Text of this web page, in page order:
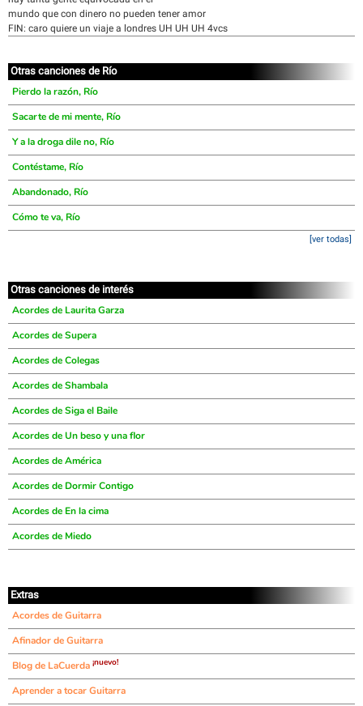
mundo que con dinero no pueden tener amor
FIN: caro quiere un viaje a londres UH UH UH 4vcs
Otras canciones de Río
Pierdo la razón, Río
Sacarte de mi mente, Río
Y a la droga dile no, Río
Contéstame, Río
Abandonado, Río
Cómo te va, Río
[ver todas]
Otras canciones de interés
Acordes de Laurita Garza
Acordes de Supera
Acordes de Colegas
Acordes de Shambala
Acordes de Siga el Baile
Acordes de Un beso y una flor
Acordes de América
Acordes de Dormir Contigo
Acordes de En la cima
Acordes de Miedo
Extras
Acordes de Guitarra
Afinador de Guitarra
Blog de LaCuerda ¡nuevo!
Aprender a tocar Guitarra